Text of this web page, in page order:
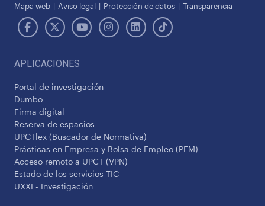
Mapa web
Aviso legal Protección de datos Transparencia
APLICACIONES
Portal de investigación
Dumbo
Firma digital
Reserva de espacios
UPCTlex (Buscador de Normativa)
Prácticas en Empresa y Bolsa de Empleo (PEM)
Acceso remoto a UPCT (VPN)
Estado de los servicios TIC
UXXI - Investigación